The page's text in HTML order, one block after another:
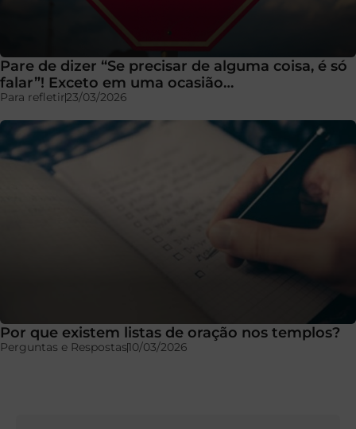
Pare de dizer “Se precisar de alguma coisa, é só
falar”! Exceto em uma ocasião…
Para refletir23/03/2026
Por que existem listas de oração nos templos?
Perguntas e Respostas10/03/2026